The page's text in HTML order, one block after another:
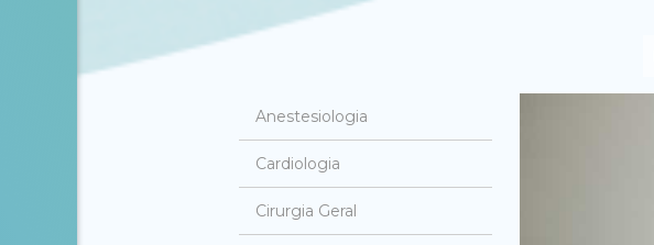
Anestesiologia
Cardiologia
Cirurgia Geral